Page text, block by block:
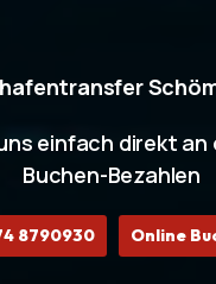
einfach direkt an
Buchen-Bezahlen
8790930 Online